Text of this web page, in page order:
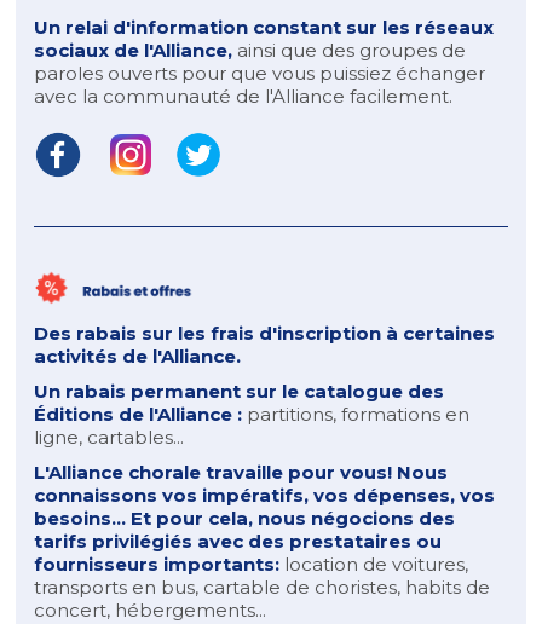
Un relai d'information constant sur les réseaux
sociaux de l'Alliance, ainsi que des groupes de
paroles ouverts pour que vous puissiez échanger
avec la communauté de l'Alliance facilement.
Des rabais sur les frais d'inscription à certaines
activités de l'Alliance.
Un rabais permanent sur le catalogue des
Éditions de l'Alliance : partitions, formations en
ligne, cartables...
L'Alliance chorale travaille pour vous! Nous
connaissons vos impératifs, vos dépenses, vos
besoins... Et pour cela, nous négocions des
tarifs privilégiés avec des prestataires ou
fournisseurs importants: location de voitures,
transports en bus, cartable de choristes, habits de
concert, hébergements...